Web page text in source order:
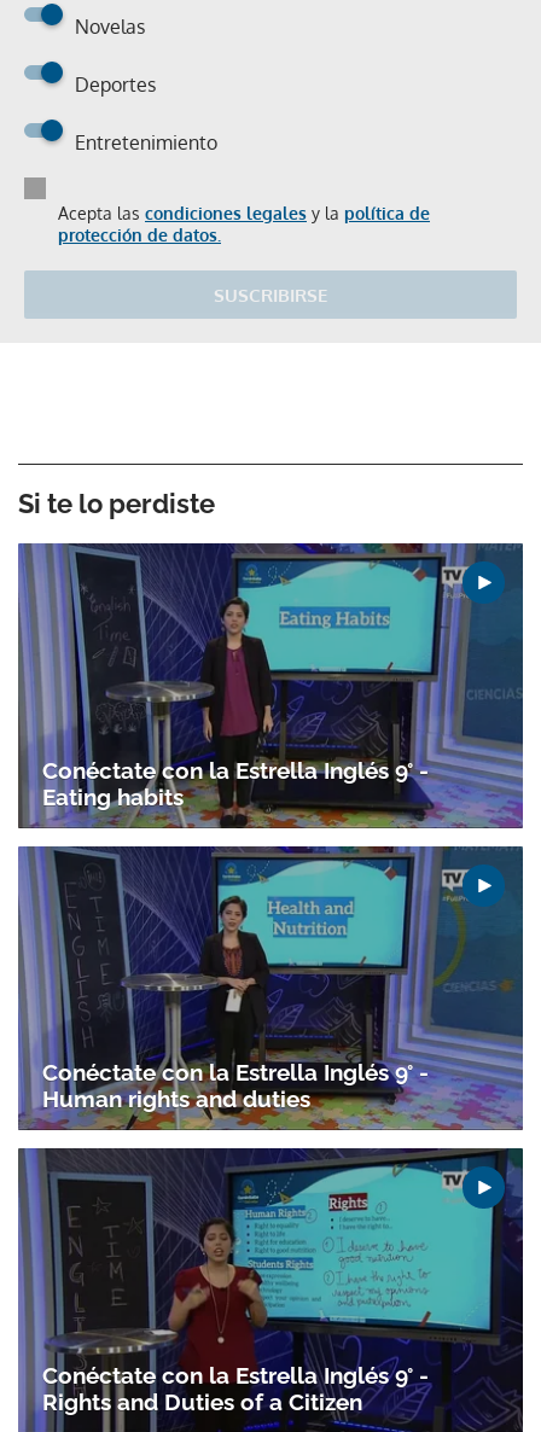
Novelas
Deportes
Entretenimiento
Acepta las condiciones legales y la política de
protección de datos.
SUSCRIBIRSE
Gracias por suscribirte a nuestro boletín.
ACEPTAR
Si te lo perdiste
Conéctate con la Estrella Inglés 9° -
Eating habits
Conéctate con la Estrella Inglés 9° -
Human rights and duties
Conéctate con la Estrella Inglés 9° -
Rights and Duties of a Citizen